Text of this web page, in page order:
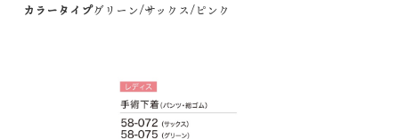
カラータイプグリーン/サックス/ピンク